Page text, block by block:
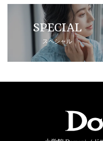
SPECIAL
スペシャル